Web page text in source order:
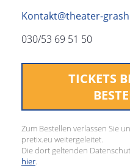
Kontakt@theater-
030/53 69 51 50
TICKETS
Zum Bestellen verlassen Sie
pretix.eu weitergeleitet.
Die dort geltenden
hier.